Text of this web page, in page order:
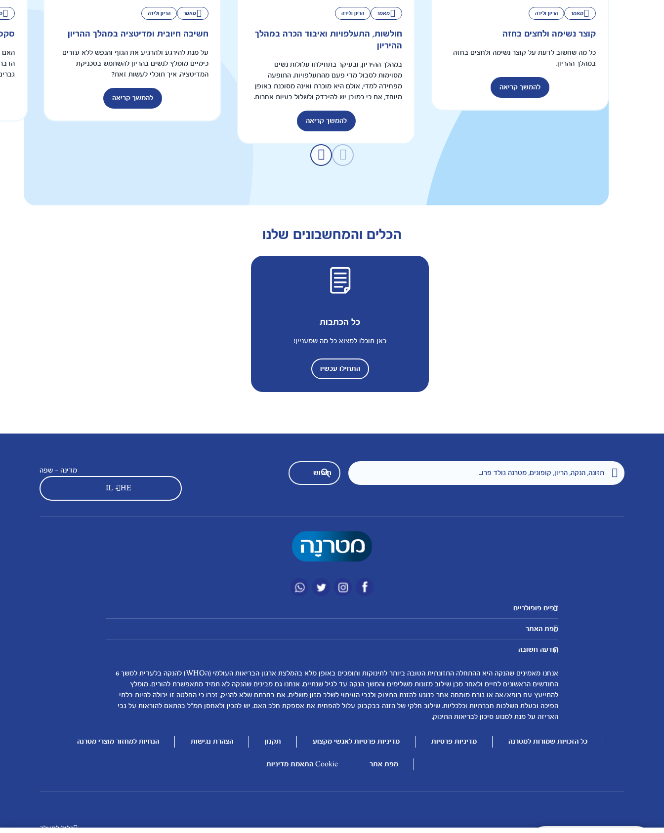
מאמר הריון ולידה
קוצר נשימה ולחצים בחזה
כל מה שחשוב לדעת על קוצר נשימה ולחצים בחזה
במהלך ההריון.
להמשך קריאה
מאמר הריון ולידה
חולשות, התעלפויות ואיבוד הכרה במהלך
ההיריון
במהלך ההיריון, ובעיקר בתחילתו עלולות נשים
מסוימות לסבול מדי פעם מהתעלפויות. התופעה
מפחידה למדי, אולם היא מוכרת ואינה מסוכנת באופן
מיוחד, אם כי כמובן יש להיבדק ולשלול בעיות אחרות.
להמשך קריאה
מאמר הריון ולידה
חשיבה חיובית ומדיטציה במהלך ההריון
על מנת להירגע ולהרגיע את הגוף והנפש ללא עזרים
כימיים מומלץ לנשים בהריון להשתמש בטכניקת
המדיטציה. איך תוכלי לעשות זאת?
להמשך קריאה
האם
הכלים והמחשבונים שלנו
כל הכתבות
כאן תוכלו למצוא כל מה שמעניין!
התחילו עכשיו
מדינה - שפה
IL - HE
דפים פופולריים
מטרנה לשירותכם
היועצות שלנו
שאלות נפוצות
אודות
لموقع متيرنا باللغة العربية
מועדון מטרנה
רכישת מוצרים
מפת האתר
אבני דרך
לקראת הריון
0-6 חודשים
6-12 חודשים
12-24 חודשים
נושאים
תזונה ובריאות בהריון
שמות לתינוקות
התפתחות התינוק
להיות הורים
כלים ומחשבונים
מחשבון שמות
מחשבון התפתחות וגדילת התינוק
מתכונים לתינוקות
שמות לבנים
הודעה חשובה
אנחנו מאמינים שהנקה היא ההתחלה התזונתית הטובה ביותר לתינוקות ותומכים באופן מלא בהמלצת ארגון הבריאות העולמי (הWHO) להנקה בלעדית למשך 6
החודשים הראשונים לחיים ולאחר מכן שילוב מזונות משלימים והמשך הנקה עד לגיל שנתיים. אנחנו גם מבינים שהנקה לא תמיד מתאפשרת להורים. מומלץ
להתייעץ עם רופא/אה או גורם מומחה אחר בנוגע להזנת התינוק ולגבי העיתוי לשלב מזון משלים. אם בחרתם שלא להניק, זכרו כי החלטה זו יכולה להיות בלתי
הפיכה ובעלת השלכות חברתיות וכלכליות. שילוב חלקי של הזנה בבקבוק עלול להפחית את אספקת חלב האם. יש להכין ולאחסן תמ"ל בהתאם להוראות על גבי
האריזה על מנת למנוע סיכון לבריאות התינוק.
כל הזכויות שמורות למטרנה מדיניות פרטיות מדיניות פרטיות לאנשי מקצוע תקנון הצהרת נגישות הנחיות למחזור מוצרי מטרנה
מפת אתר Cookie התאמת מדיניות
גלול למעלה